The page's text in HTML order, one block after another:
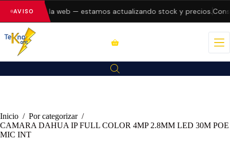
AVISO
errores en la web — estamos actualizando stock y precios.
Inicio / Por categorizar /
CAMARA DAHUA IP FULL COLOR 4MP 2.8MM LED 30M POE
MIC INT